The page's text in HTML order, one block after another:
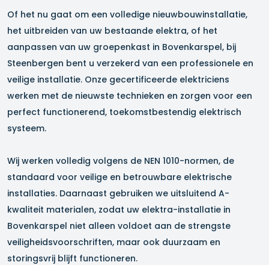
Of het nu gaat om een volledige nieuwbouwinstallatie,
het uitbreiden van uw bestaande elektra, of het
aanpassen van uw groepenkast in Bovenkarspel, bij
Steenbergen bent u verzekerd van een professionele en
veilige installatie. Onze gecertificeerde elektriciens
werken met de nieuwste technieken en zorgen voor een
perfect functionerend, toekomstbestendig elektrisch
systeem.
Wij werken volledig volgens de NEN 1010-normen, de
standaard voor veilige en betrouwbare elektrische
installaties. Daarnaast gebruiken we uitsluitend A-
kwaliteit materialen, zodat uw elektra-installatie in
Bovenkarspel niet alleen voldoet aan de strengste
veiligheidsvoorschriften, maar ook duurzaam en
storingsvrij blijft functioneren.